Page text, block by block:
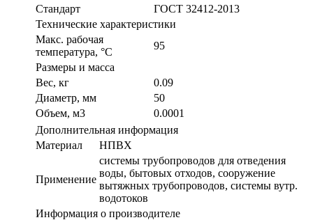
Стандарт
ГОСТ 32412-2013
Технические характеристики
Макс. рабочая
температура, °С
95
Размеры и масса
Вес, кг
0.09
Диаметр, мм
50
Объем, м3
0.0001
Дополнительная информация
Материал
НПВХ
Применение
системы трубопроводов для отведения
воды, бытовых отходов, сооружение
вытяжных трубопроводов, системы вутр.
водотоков
Информация о производителе